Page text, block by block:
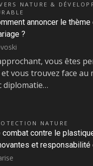
NATURE &
annoncer le
?
vous êtes
vous trouvez face au
diplomatie…
NATURE
combat contre le
et responsabilité